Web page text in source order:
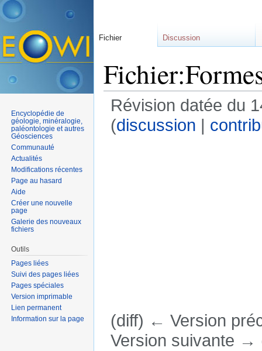
Révision datée du
(discussion |
(diff) ← Version
Version suivante →
Fichier Discussion
Encyclopédie de
géologie, minéralogie,
paléontologie et autres
Géosciences
Communauté
Actualités
Modifications récentes
Page au hasard
Aide
Créer une nouvelle
page
Galerie des nouveaux
fichiers
Outils
Pages liées
Suivi des pages liées
Pages spéciales
Version imprimable
Lien permanent
Information sur la page